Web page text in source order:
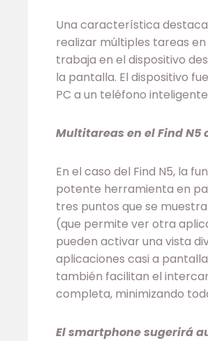
Una característica
realizar múltiples tareas
trabaja en el dispositivo
la pantalla. El dispositivo
PC a un teléfono
Multitareas en el Find
En el caso del Find N5, la
potente herramienta en
tres puntos que se
(que permite ver otra
pueden activar una vista
aplicaciones casi a
también facilitan el
completa, minimizando
El smartphone sugerirá